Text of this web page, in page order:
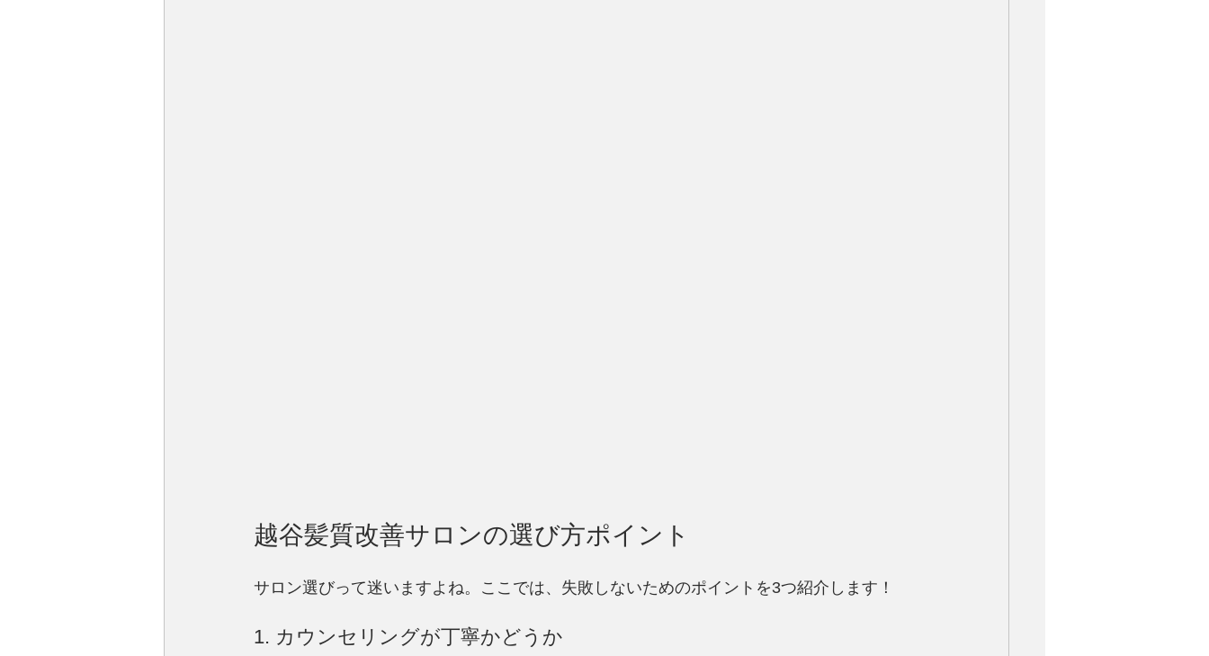
越谷髪質改善サロンの選び方ポイント
サロン選びって迷いますよね。ここでは、失敗しないためのポイントを3つ紹介します！
1. カウンセリングが丁寧かどうか